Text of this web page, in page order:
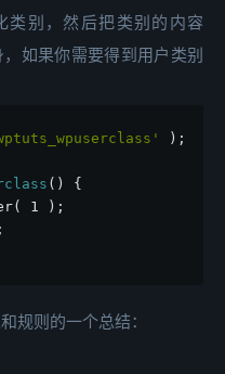
类别，然后把类别的内容
如果你需要得到用户类别
);
() {
1 );
规则的一个总结：